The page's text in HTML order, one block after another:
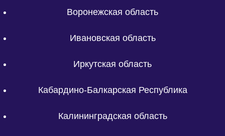
Воронежская область
Ивановская область
Иркутская область
Кабардино-Балкарская Республика
Калининградская область